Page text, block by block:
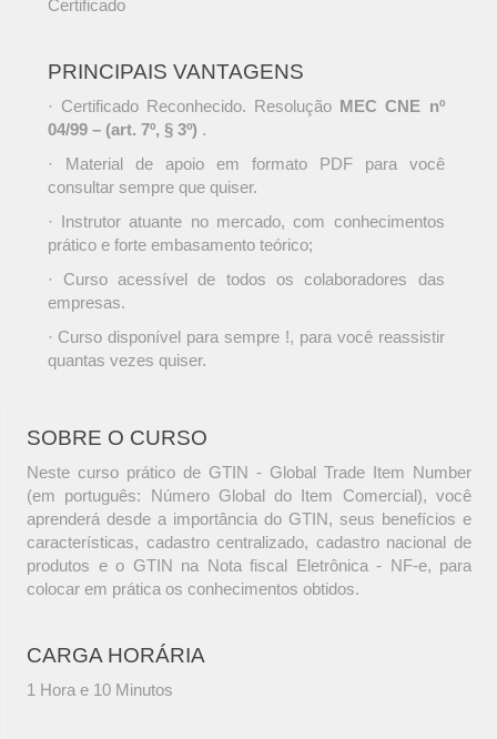
Certificado
PRINCIPAIS VANTAGENS
· Certificado Reconhecido. Resolução MEC CNE nº
04/99 – (art. 7º, § 3º) .
· Material de apoio em formato PDF para você
consultar sempre que quiser.
· Instrutor atuante no mercado, com conhecimentos
prático e forte embasamento teórico;
· Curso acessível de todos os colaboradores das
empresas.
· Curso disponível para sempre !, para você reassistir
quantas vezes quiser.
SOBRE O CURSO
Neste curso prático de GTIN - Global Trade Item Number
(em português: Número Global do Item Comercial), você
aprenderá desde a importância do GTIN, seus benefícios e
características, cadastro centralizado, cadastro nacional de
produtos e o GTIN na Nota fiscal Eletrônica - NF-e, para
colocar em prática os conhecimentos obtidos.
CARGA HORÁRIA
1 Hora e 10 Minutos